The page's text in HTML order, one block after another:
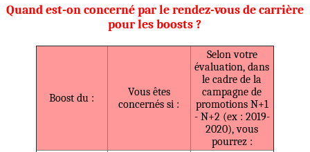
Quand est-on concerné par le rendez-vous de carrière
pour les boosts ?
Boost du :
Vous êtes
concernés si :
Selon votre
évaluation, dans
le cadre de la
campagne de
promotions N+1
- N+2 (ex : 2019-
2020), vous
pourrez :